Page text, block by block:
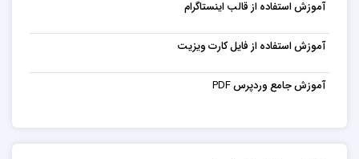
آموزش استفاده از قالب اینستاگرام
آموزش استفاده از فایل کارت ویزیت
آموزش جامع وردپرس PDF